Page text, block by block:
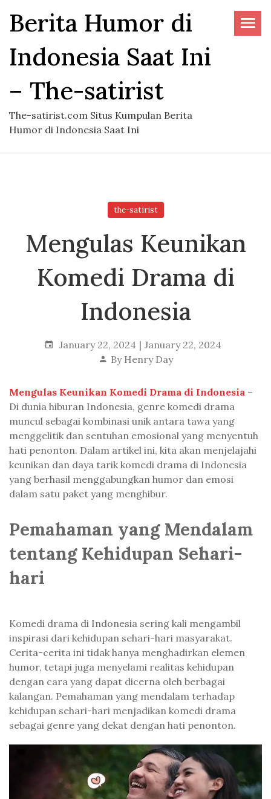
content
Berita Humor di
Indonesia Saat Ini
– The-satirist
The-satirist.com Situs Kumpulan Berita
Humor di Indonesia Saat Ini
the-satirist
Mengulas Keunikan
Komedi Drama di
Indonesia
January 22, 2024
January 22, 2024
By Henry Day
Mengulas Keunikan Komedi Drama di Indonesia –
Di dunia hiburan Indonesia, genre komedi drama
muncul sebagai kombinasi unik antara tawa yang
menggelitik dan sentuhan emosional yang menyentuh
hati penonton. Dalam artikel ini, kita akan menjelajahi
keunikan dan daya tarik komedi drama di Indonesia
yang berhasil menggabungkan humor dan emosi
dalam satu paket yang menghibur.
Pemahaman yang Mendalam
tentang Kehidupan Sehari-
hari
Komedi drama di Indonesia sering kali mengambil
inspirasi dari kehidupan sehari-hari masyarakat.
Cerita-cerita ini tidak hanya menghadirkan elemen
humor, tetapi juga menyelami realitas kehidupan
dengan cara yang dapat dicerna oleh berbagai
kalangan. Pemahaman yang mendalam terhadap
kehidupan sehari-hari menjadikan komedi drama
sebagai genre yang dekat dengan hati penonton.